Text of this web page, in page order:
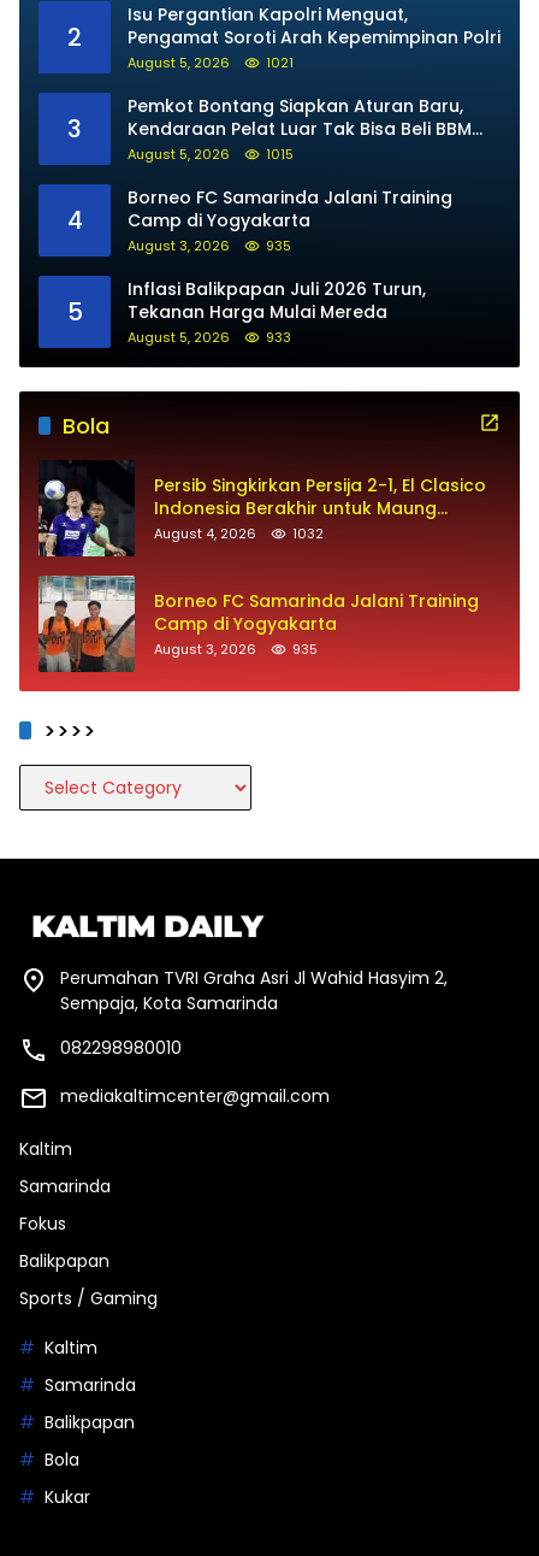
2
Isu Pergantian Kapolri Menguat,
Pengamat Soroti Arah Kepemimpinan Polri
August 5, 2026 1021
3
Pemkot Bontang Siapkan Aturan Baru,
Kendaraan Pelat Luar Tak Bisa Beli BBM
Subsidi
August 5, 2026 1015
4
Borneo FC Samarinda Jalani Training
Camp di Yogyakarta
August 3, 2026 935
5
Inflasi Balikpapan Juli 2026 Turun,
Tekanan Harga Mulai Mereda
August 5, 2026 933
Bola
Persib Singkirkan Persija 2-1, El Clasico
Indonesia Berakhir untuk Maung
Bandung
August 4, 2026 1032
Borneo FC Samarinda Jalani Training
Camp di Yogyakarta
August 3, 2026 935
>>>>
>>>>
Perumahan TVRI Graha Asri Jl Wahid Hasyim 2,
Sempaja, Kota Samarinda
082298980010
mediakaltimcenter@gmail.com
Kaltim
Samarinda
Fokus
Balikpapan
Sports / Gaming
Kaltim
Samarinda
Balikpapan
Bola
Kukar